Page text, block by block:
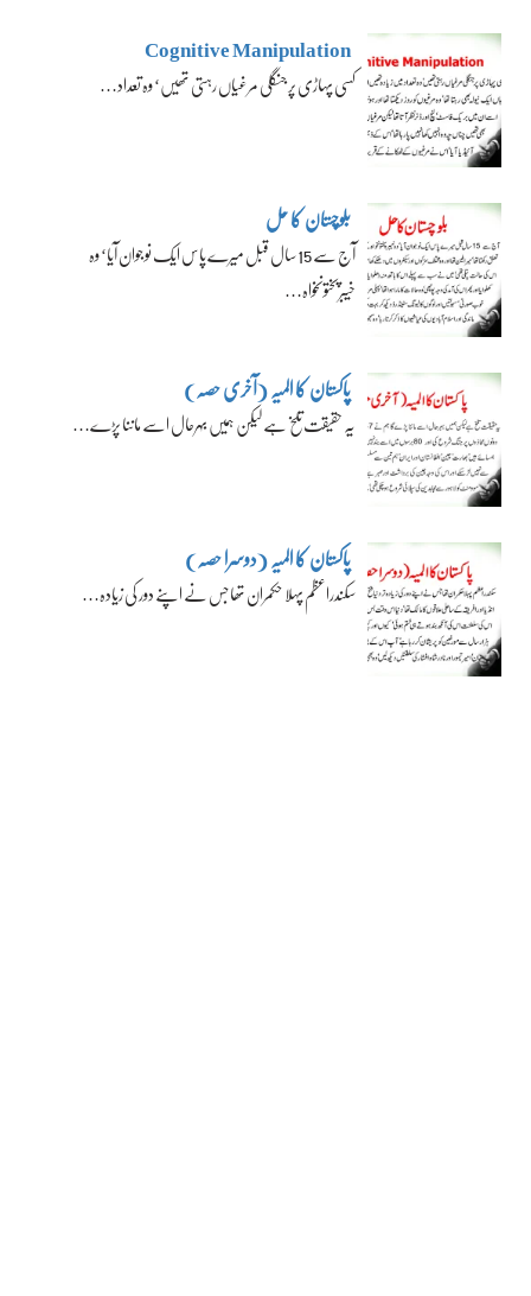
Cognitive Manipulation
کسی پہاڑی پر جنگلی مرغیاں رہتی تھیں‘ وہ تعداد…
بلوچستان کا حل
آج سے 15 سال قبل میرے پاس ایک نوجوان آیا‘ وہ
خیبرپختونخواہ…
پاکستان کا المیہ (آخری حصہ)
یہ حقیقت تلخ ہے لیکن ہمیں بہرحال اسے ماننا پڑے…
پاکستان کا المیہ (دوسرا حصہ)
سکندراعظم پہلا حکمران تھا جس نے اپنے دور کی زیادہ…